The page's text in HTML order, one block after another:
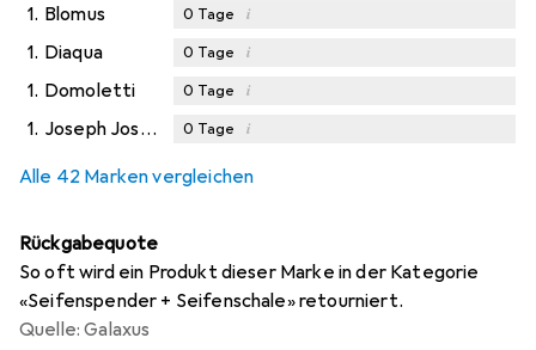
1. Blomus 0 Tage i
1. Diaqua 0 Tage i
1. Domoletti 0 Tage i
1. Joseph Joseph 0 Tage i
Alle 42 Marken vergleichen
Rückgabequote
So oft wird ein Produkt dieser Marke in der Kategorie
«Seifenspender + Seifenschale» retourniert.
Quelle: Galaxus